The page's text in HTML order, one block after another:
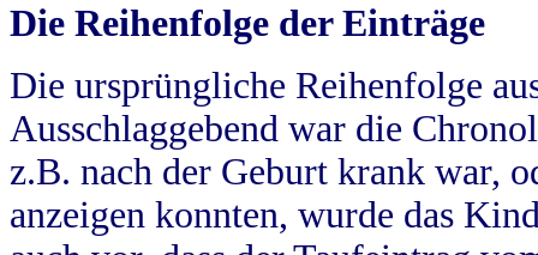
Die Reihenfolge der Einträge
Die ursprüngliche Reihenfolge
Ausschlaggebend war die
z.B. nach der Geburt krank war,
anzeigen konnten, wurde das